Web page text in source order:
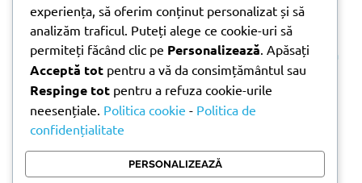
ARTICOLE RECENTE
Parchet laminat sau SPC? Diferențele care contează
Materiale pentru zidărie – avantajele fiecărei soluții
și când se folosesc
Ghid practic pentru alegerea vopselei lavabile
pentru fiecare încăpere
Produse indispensabile pentru lucrările de
întreținere din timpul verii
experiența, să oferim conținut personalizat și să
analizăm traficul. Puteți alege ce cookie-uri să
permiteți făcând clic pe Personalizează . Apăsați
Acceptă tot pentru a vă da consimțământul sau
Respinge tot pentru a refuza cookie-urile
neesențiale. Politica cookie - Politica de
confidențialitate
PERSONALIZEAZĂ